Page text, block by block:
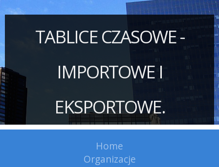
TABLICE CZASOWE -
IMPORTOWE I
EKSPORTOWE.
Home
Organizacje